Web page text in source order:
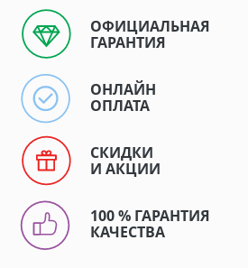
ОФИЦИАЛЬНАЯ
ГАРАНТИЯ
ОНЛАЙН
ОПЛАТА
СКИДКИ
И АКЦИИ
100 % ГАРАНТИЯ
КАЧЕСТВА